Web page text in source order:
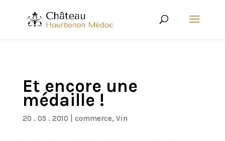
Et encore une
médaille !
20 . 05 . 2010 commerce, Vin